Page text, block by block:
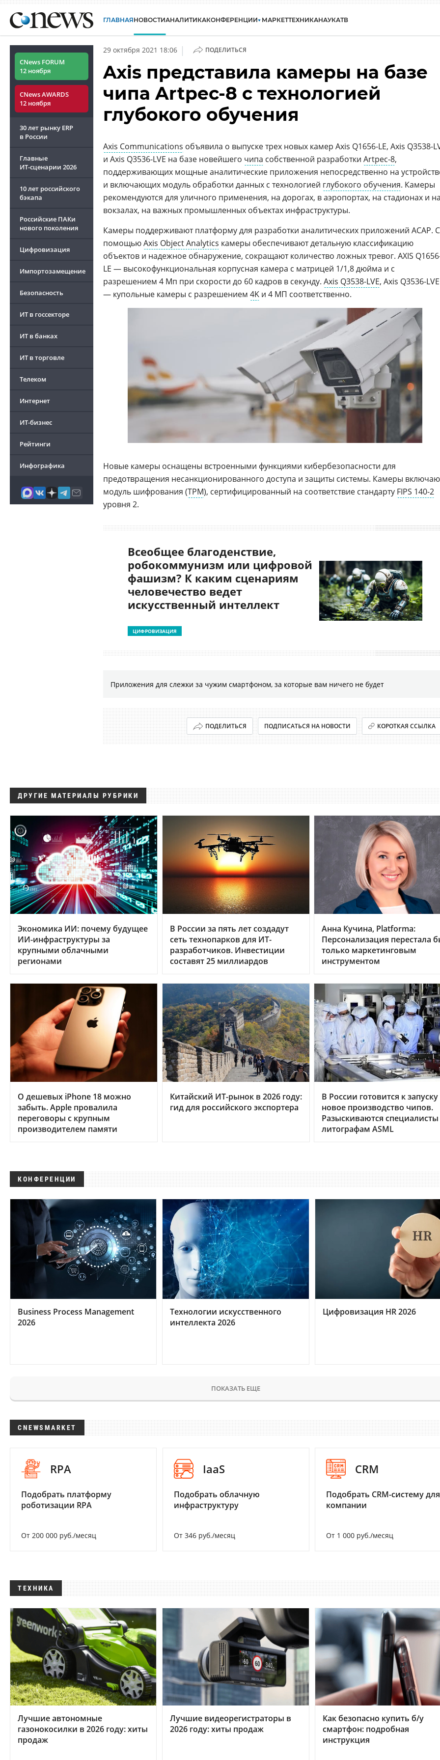
ГЛАВНАЯНОВОСТИАНАЛИТИКАКОНФЕРЕНЦИИ МАРКЕТТЕХНИКАНАУКАТВ
CNews FORUM
12 ноября
CNews AWARDS
12 ноября
30 лет рынку ERP
в России
Главные
ИТ-сценарии 2026
10 лет российского
бэкапа
Российские ПАКи
нового поколения
Цифровизация
Импортозамещение
Безопасность
ИТ в госсекторе
ИТ в банках
ИТ в торговле
Телеком
Интернет
ИТ-бизнес
Рейтинги
Инфографика
29 октября 2021 18:06 | ПОДЕЛИТЬСЯ
Axis представила камеры на базе
чипа Artpec-8 с технологией
глубокого обучения
Axis Communications объявила о выпуске трех новых камер Axis Q1656-LE, Axis Q3538-
и Axis Q3536-LVE на базе новейшего чипа собственной разработки Artpec-8,
поддерживающих мощные аналитические приложения непосредственно на
и включающих модуль обработки данных с технологией глубокого обучения. Камеры
рекомендуются для уличного применения, на дорогах, в аэропортах, на стадионах и
вокзалах, на важных промышленных объектах инфраструктуры.
Камеры поддерживают платформу для разработки аналитических приложений ACAP. С
помощьюAxis Object Analytics камеры обеспечивают детальную классификацию
объектов и надежное обнаружение, сокращают количество ложных тревог. AXIS
LE — высокофункциональная корпусная камера с матрицей 1/1,8 дюйма и с
разрешением 4 Мп при скорости до 60 кадров в секунду. Axis Q3538-LVE, Axis Q3536-LVE
— купольные камеры с разрешением 4K и 4 МП соответственно.
Новые камеры оснащены встроенными функциями кибербезопасности для
предотвращения несанкционированного доступа и защиты системы. Камеры
модуль шифрования (TPM), сертифицированный на соответствие стандарту FIPS 140-2
уровня 2.
Всеобщее благоденствие,
робокоммунизм или цифровой
фашизм? К каким сценариям
человечество ведет
искусственный интеллект
ЦИФРОВИЗАЦИЯ
Приложения для слежки за чужим смартфоном, за которые вам ничего не будет
ПОДЕЛИТЬСЯ ПОДПИСАТЬСЯ НА НОВОСТИ КОРОТКАЯ ССЫЛКА
ДРУГИЕ МАТЕРИАЛЫ РУБРИКИ
Экономика ИИ: почему будущее
ИИ-инфраструктуры за
крупными облачными
регионами
В России за пять лет создадут
сеть технопарков для ИТ-
разработчиков. Инвестиции
составят 25 миллиардов
Анна Кучина, Platforma:
Персонализация перестала
только маркетинговым
инструментом
О дешевых iPhone 18 можно
забыть. Apple провалила
переговоры с крупным
производителем памяти
Китайский ИТ-рынок в 2026 году:
гид для российского экспортера
В России готовится к запуску
новое производство чипов.
Разыскиваются
литографам ASML
КОНФЕРЕНЦИИ
Business Process Management
2026
Технологии искусственного
интеллекта 2026
Цифровизация HR 2026
ПОКАЗАТЬ ЕЩЕ
CNEWSMARKET
RPA
Подобрать платформу
роботизации RPA
От 200 000 руб./месяц
IaaS
Подобрать облачную
инфраструктуру
От 346 руб./месяц
CRM
Подобрать CRM-систему для
компании
От 1 000 руб./месяц
ТЕХНИКА
Лучшие автономные
газонокосилки в 2026 году: хиты
продаж
Лучшие видеорегистраторы в
2026 году: хиты продаж
Как безопасно купить б/у
смартфон: подробная
инструкция